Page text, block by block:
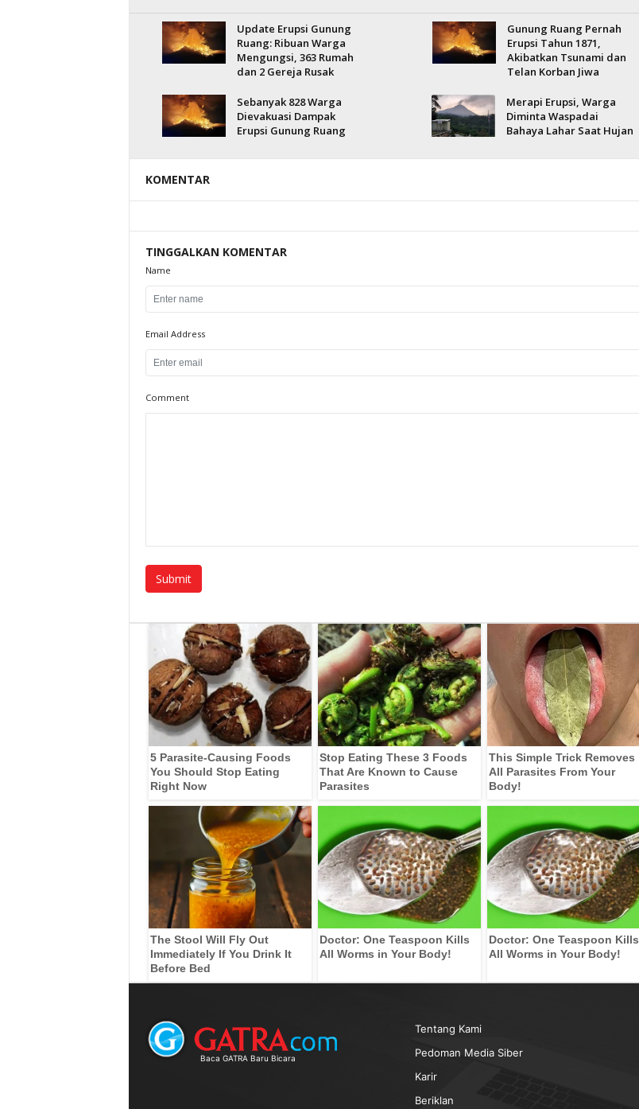
Update Erupsi Gunung
Ruang: Ribuan Warga
Mengungsi, 363 Rumah
dan 2 Gereja Rusak
Gunung Ruang Pernah
Erupsi Tahun 1871,
Akibatkan Tsunami dan
Telan Korban Jiwa
Sebanyak 828 Warga
Dievakuasi Dampak
Erupsi Gunung Ruang
Merapi Erupsi, Warga
Diminta Waspadai
Bahaya Lahar Saat Hujan
KOMENTAR
TINGGALKAN KOMENTAR
Name
Email Address
Comment
5 Parasite-Causing Foods
You Should Stop Eating
Right Now
Stop Eating These 3 Foods
That Are Known to Cause
Parasites
This Simple Trick Removes
All Parasites From Your
Body!
The Stool Will Fly Out
Immediately If You Drink It
Before Bed
Doctor: One Teaspoon Kills
All Worms in Your Body!
Doctor: One Teaspoon Kills
All Worms in Your Body!
Baca GATRA Baru Bicara
Tentang Kami
Pedoman Media Siber
Karir
Beriklan